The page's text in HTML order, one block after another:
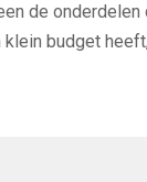
de
budget